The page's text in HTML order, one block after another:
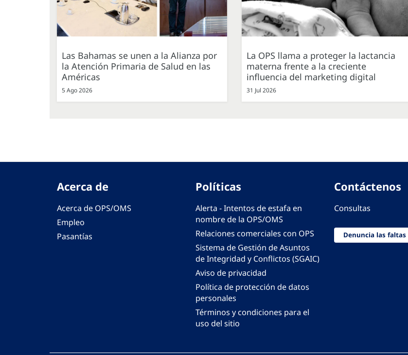
Las Bahamas se unen a la Alianza por
la Atención Primaria de Salud en las
Américas
5 Ago 2026
La OPS llama a proteger la lactancia
materna frente a la creciente
influencia del marketing digital
31 Jul 2026
Acerca de
Acerca de OPS/OMS
Empleo
Pasantías
Políticas
Alerta - Intentos de estafa en
nombre de la OPS/OMS
Relaciones comerciales con OPS
Sistema de Gestión de Asuntos
de Integridad y Conflictos (SGAIC)
Aviso de privacidad
Política de protección de datos
personales
Términos y condiciones para el
uso del sitio
Contáctenos
Consultas
Denuncia las